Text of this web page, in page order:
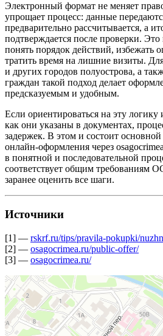
Электронный формат не меняет
упрощает процесс: данные
предварительно рассчитывается, а
подтверждается после проверки. Это
понять порядок действий, избежать
тратить время на лишние визиты.
и других городов полуострова, а
граждан такой подход делает
предсказуемым и удобным.
Если ориентироваться на эту логику
как они указаны в документах,
задержек. В этом и состоит
онлайн‑оформления через
в понятной и последовательной
соответствует общим требованиям
заранее оценить все шаги.
Источники
[1] — rskrf.ru/tips/pravila-pokupki/
[2] — osagocrimea.ru/public-offer/
[3] — osagocrimea.ru/